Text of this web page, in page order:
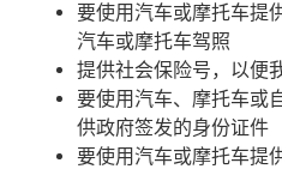
要使用汽车或摩托车提
汽车或摩托车驾照
提供社会保险号，以便
要使用汽车、摩托车或
供政府签发的身份证件
要使用汽车或摩托车提